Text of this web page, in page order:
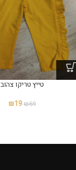
טייץ טריקו צהוב
₪69
₪19